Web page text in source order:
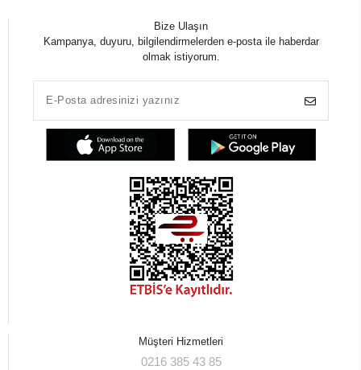
Bize Ulaşın
Kampanya, duyuru, bilgilendirmelerden e-posta ile haberdar
olmak istiyorum.
Müşteri Hizmetleri
0216 385 43 85